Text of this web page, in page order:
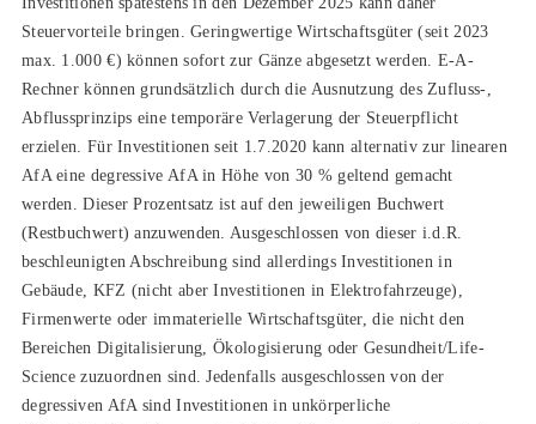
Steuervorteile bringen. Geringwertige Wirtschaftsgüter (seit 2023
max. 1.000 €) können sofort zur Gänze abgesetzt werden. E-A-
Rechner können grundsätzlich durch die Ausnutzung des Zufluss-,
Abflussprinzips eine temporäre Verlagerung der Steuerpflicht
erzielen. Für Investitionen seit 1.7.2020 kann alternativ zur linearen
AfA eine degressive AfA in Höhe von 30 % geltend gemacht
werden. Dieser Prozentsatz ist auf den jeweiligen Buchwert
(Restbuchwert) anzuwenden. Ausgeschlossen von dieser i.d.R.
beschleunigten Abschreibung sind allerdings Investitionen in
Gebäude, KFZ (nicht aber Investitionen in Elektrofahrzeuge),
Firmenwerte oder immaterielle Wirtschaftsgüter, die nicht den
Bereichen Digitalisierung, Ökologisierung oder Gesundheit/Life-
Science zuzuordnen sind. Jedenfalls ausgeschlossen von der
degressiven AfA sind Investitionen in unkörperliche